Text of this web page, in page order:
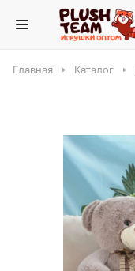
Главная Каталог